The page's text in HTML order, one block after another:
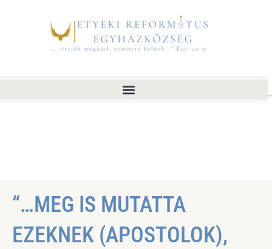
“…MEG IS MUTATTA
EZEKNEK (APOSTOLOK),